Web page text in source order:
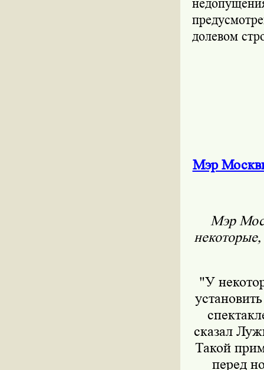
долевом
Мэр
Мэр
"У
сказал
Такой
перед